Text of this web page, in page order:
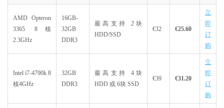
AMD Opteron
3365 8核
2.3GHz
16GB-
32GB
DDR3
最高支持 2块
HDD/SSD
€32 €25.60
立
即
订
购
Intel i7-4790k 8
核4GHz
32GB
DDR3
最高支持 4块
HDD 或 6块 SSD
€39 €31.20
立
即
订
购